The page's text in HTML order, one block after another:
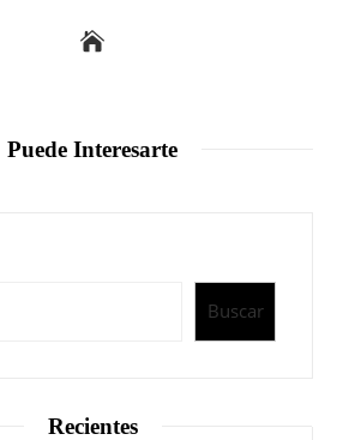
Puede Interesarte
Buscar
Recientes